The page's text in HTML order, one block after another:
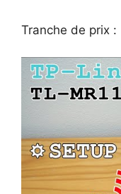
Tranche de prix :